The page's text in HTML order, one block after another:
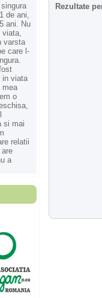
de ani,
ani. Nu
varsta
care l-
in viata
mea
o
si mai
relatii
a
nascut
multe
in
ea
Rezultate